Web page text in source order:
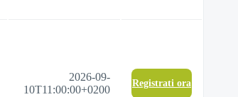
2026-09-
10T11:00:00+0200
Registrati ora